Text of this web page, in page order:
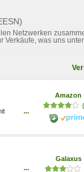
Netzwerken
Verkäufe, was uns
...
Amazon
...
Galaxus